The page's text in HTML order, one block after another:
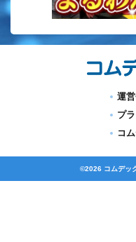
運
プ
コ
©2026 コムデッ